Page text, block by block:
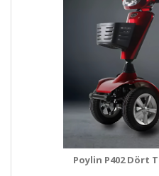
Poylin P402 Dört